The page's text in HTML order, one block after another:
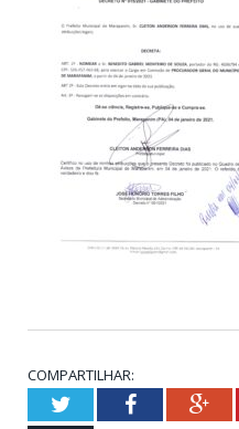
COMPARTILHAR:
TwitterFacebook